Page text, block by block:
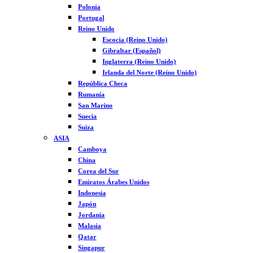
Polonia
Portugal
Reino Unido
Escocia (Reino Unido)
Gibraltar (Español)
Inglaterra (Reino Unido)
Irlanda del Norte (Reino Unido)
República Checa
Rumanía
San Marino
Suecia
Suiza
ASIA
Camboya
China
Corea del Sur
Emiratos Árabes Unidos
Indonesia
Japón
Jordania
Malasia
Qatar
Singapur